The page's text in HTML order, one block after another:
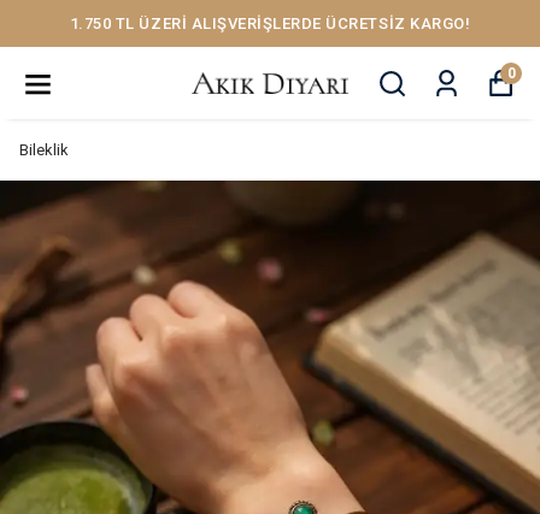
1.750 TL ÜZERİ ALIŞVERİŞLERDE ÜCRETSİZ KARGO!
0
Bileklik